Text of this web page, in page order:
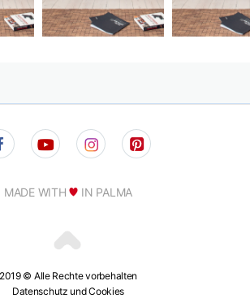
2019 © Alle Rechte vorbehalten
Datenschutz und Cookies
MADE WITH IN PALMA